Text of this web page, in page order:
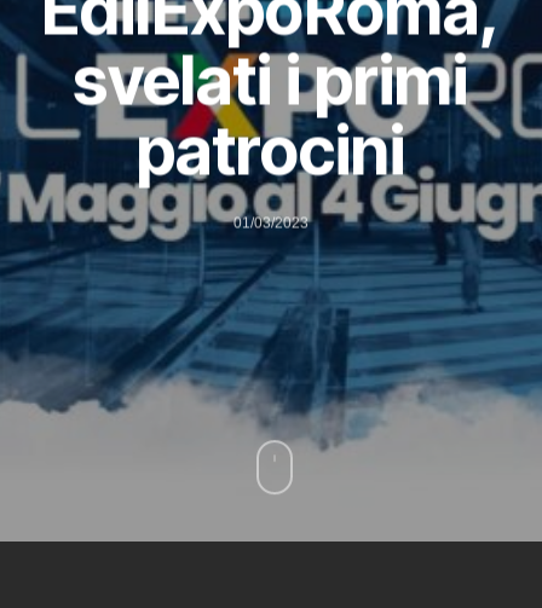
svelati i primi
patrocini
01/03/2023